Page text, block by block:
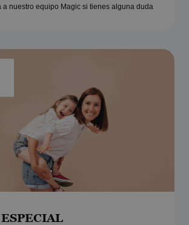
a nuestro equipo Magic si tienes alguna duda